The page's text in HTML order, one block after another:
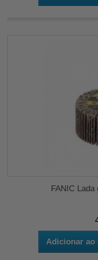
FANIC Lada
Adicionar ao